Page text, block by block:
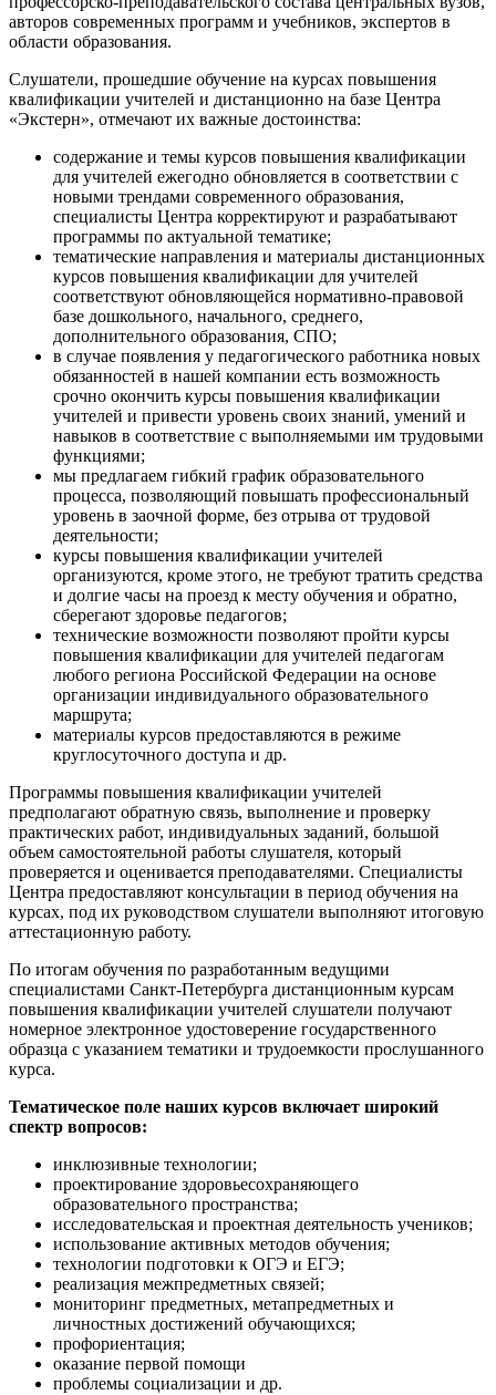
авторов современных программ и учебников, экспертов в
области образования.
Слушатели, прошедшие обучение на курсах повышения
квалификации учителей и дистанционно на базе Центра
«Экстерн», отмечают их важные достоинства:
содержание и темы курсов повышения квалификации
для учителей ежегодно обновляется в соответствии с
новыми трендами современного образования,
специалисты Центра корректируют и разрабатывают
программы по актуальной тематике;
тематические направления и материалы дистанционных
курсов повышения квалификации для учителей
соответствуют обновляющейся нормативно-правовой
базе дошкольного, начального, среднего,
дополнительного образования, СПО;
в случае появления у педагогического работника новых
обязанностей в нашей компании есть возможность
срочно окончить курсы повышения квалификации
учителей и привести уровень своих знаний, умений и
навыков в соответствие с выполняемыми им трудовыми
функциями;
мы предлагаем гибкий график образовательного
процесса, позволяющий повышать профессиональный
уровень в заочной форме, без отрыва от трудовой
деятельности;
курсы повышения квалификации учителей
организуются, кроме этого, не требуют тратить средства
и долгие часы на проезд к месту обучения и обратно,
сберегают здоровье педагогов;
технические возможности позволяют пройти курсы
повышения квалификации для учителей педагогам
любого региона Российской Федерации на основе
организации индивидуального образовательного
маршрута;
материалы курсов предоставляются в режиме
круглосуточного доступа и др.
Программы повышения квалификации учителей
предполагают обратную связь, выполнение и проверку
практических работ, индивидуальных заданий, большой
объем самостоятельной работы слушателя, который
проверяется и оценивается преподавателями. Специалисты
Центра предоставляют консультации в период обучения на
курсах, под их руководством слушатели выполняют итоговую
аттестационную работу.
По итогам обучения по разработанным ведущими
специалистами Санкт-Петербурга дистанционным курсам
повышения квалификации учителей слушатели получают
номерное электронное удостоверение государственного
образца с указанием тематики и трудоемкости прослушанного
курса.
Тематическое поле наших курсов включает широкий
спектр вопросов:
инклюзивные технологии;
проектирование здоровьесохраняющего
образовательного пространства;
исследовательская и проектная деятельность учеников;
использование активных методов обучения;
технологии подготовки к ОГЭ и ЕГЭ;
реализация межпредметных связей;
мониторинг предметных, метапредметных и
личностных достижений обучающихся;
профориентация;
оказание первой помощи
проблемы социализации и др.